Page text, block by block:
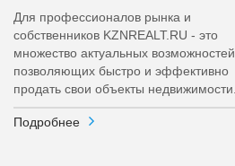
Для профессионалов рынка и
собственников KZNREALT.RU - это
множество актуальных возможностей,
позволяющих быстро и эффективно
продать свои объекты недвижимости.
Подробнее